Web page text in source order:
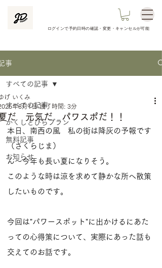
ログインで予約日時の確認​・変更・キャンセルが可能
事
すべての記事
かくしとびらプラン
無料記事
お知らせ
すべての記事
だ 元気だ パワスポだ！！
げ いくみ
年8月1日 読了時間: 3分
本日、南西の風　私の街は降灰の予報です
（さくらじま）
ん〜今年も長い夏になりそう。
このような時は涼を求めて静かな所へ散策
したいものです。
今回は"パワースポット"に出かけるにあた
っての心得策について、実際にあった話も